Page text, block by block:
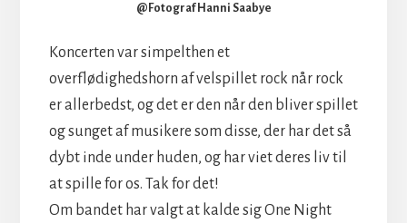
@Fotograf Hanni Saabye
Koncerten var simpelthen et
overflødighedshorn af velspillet rock når rock
er allerbedst, og det er den når den bliver spillet
og sunget af musikere som disse, der har det så
dybt inde under huden, og har viet deres liv til
at spille for os. Tak for det!
Om bandet har valgt at kalde sig One Night